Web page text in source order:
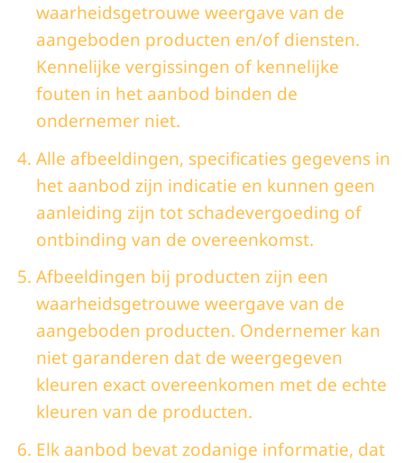
waarheidsgetrouwe weergave van de
aangeboden producten en/of diensten.
Kennelijke vergissingen of kennelijke
fouten in het aanbod binden de
ondernemer niet.
Alle afbeeldingen, specificaties gegevens in
het aanbod zijn indicatie en kunnen geen
aanleiding zijn tot schadevergoeding of
ontbinding van de overeenkomst.
Afbeeldingen bij producten zijn een
waarheidsgetrouwe weergave van de
aangeboden producten. Ondernemer kan
niet garanderen dat de weergegeven
kleuren exact overeenkomen met de echte
kleuren van de producten.
Elk aanbod bevat zodanige informatie, dat